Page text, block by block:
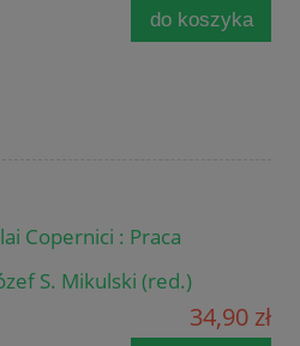
do koszyka
Copernici : Praca
S. Mikulski (red.)
34,90 zł